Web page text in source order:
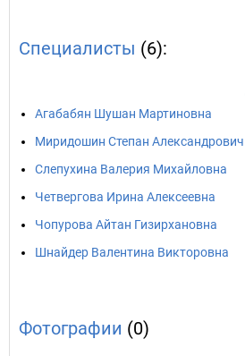
Специалисты (6):
Агабабян Шушан Мартиновна
Миридошин Степан Александрович
Слепухина Валерия Михайловна
Четвергова Ирина Алексеевна
Чопурова Айтан Гизирхановна
Шнайдер Валентина Викторовна
Фотографии (0)